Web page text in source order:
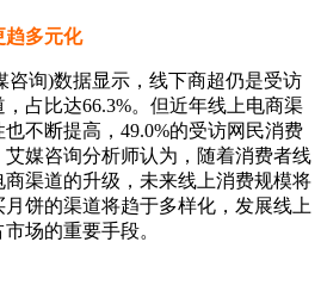
趋多元化
询)数据显示，线下商超仍是受访
占比达66.3%。但近年线上电商渠
不断提高，49.0%的受访网民消费
媒咨询分析师认为，随着消费者线
商渠道的升级，未来线上消费规模将
饼的渠道将趋于多样化，发展线上
场的重要手段。